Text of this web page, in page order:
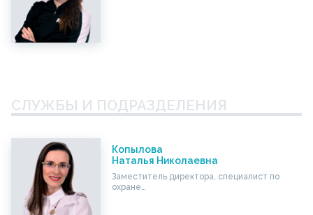
СЛУЖБЫ И ПОДРАЗДЕЛЕНИЯ
Копылова
Наталья Николаевна
Заместитель директора, специалист по
охране…